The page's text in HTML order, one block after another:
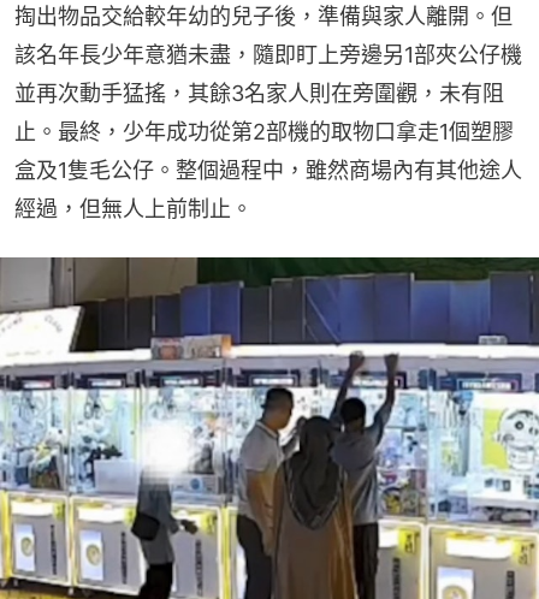
掏出物品交給較年幼的兒子後，準備與家人離開。但
該名年長少年意猶未盡，隨即盯上旁邊另1部夾公仔機
並再次動手猛搖，其餘3名家人則在旁圍觀，未有阻
止。最終，少年成功從第2部機的取物口拿走1個塑膠
盒及1隻毛公仔。整個過程中，雖然商場內有其他途人
經過，但無人上前制止。